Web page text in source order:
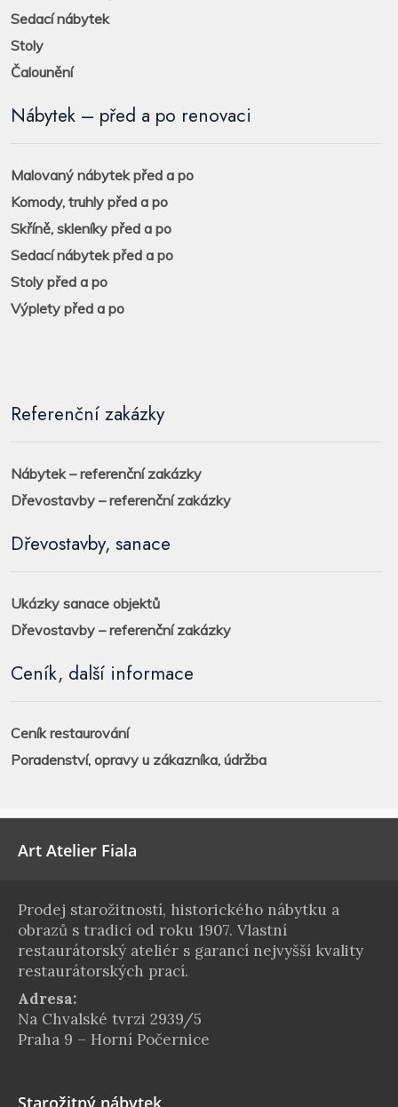
Sedací nábytek
Stoly
Čalounění
Nábytek – před a po renovaci
Malovaný nábytek před a po
Komody, truhly před a po
Skříně, skleníky před a po
Sedací nábytek před a po
Stoly před a po
Výplety před a po
Referenční zakázky
Nábytek – referenční zakázky
Dřevostavby – referenční zakázky
Dřevostavby, sanace
Ukázky sanace objektů
Dřevostavby – referenční zakázky
Ceník, další informace
Ceník restaurování
Poradenství, opravy u zákazníka, údržba
Art Atelier Fiala
Prodej starožitností, historického nábytku a
obrazů s tradicí od roku 1907. Vlastní
restaurátorský ateliér s garancí nejvyšší kvality
restaurátorských prací.
Adresa:
Na Chvalské tvrzi 2939/5
Praha 9 – Horní Počernice
Starožitný nábytek